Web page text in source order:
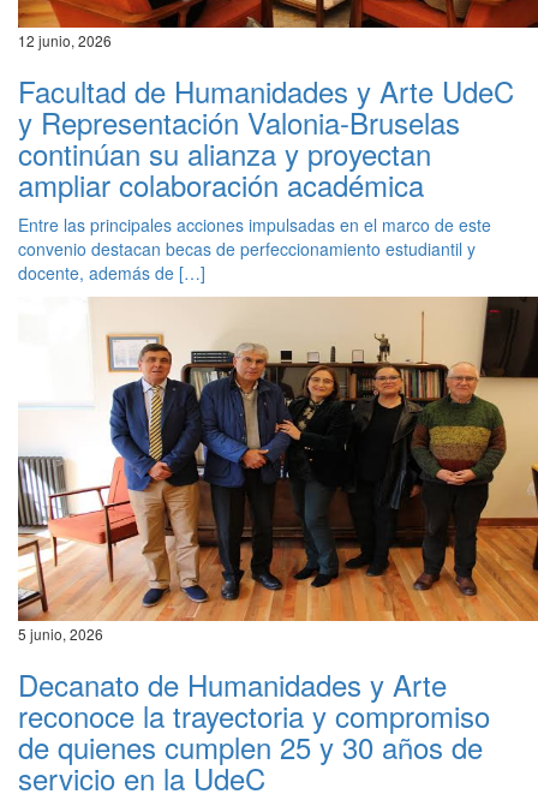
12 junio, 2026
Facultad de Humanidades y Arte UdeC
y Representación Valonia-Bruselas
continúan su alianza y proyectan
ampliar colaboración académica
Entre las principales acciones impulsadas en el marco de este
convenio destacan becas de perfeccionamiento estudiantil y
docente, además de […]
5 junio, 2026
Decanato de Humanidades y Arte
reconoce la trayectoria y compromiso
de quienes cumplen 25 y 30 años de
servicio en la UdeC